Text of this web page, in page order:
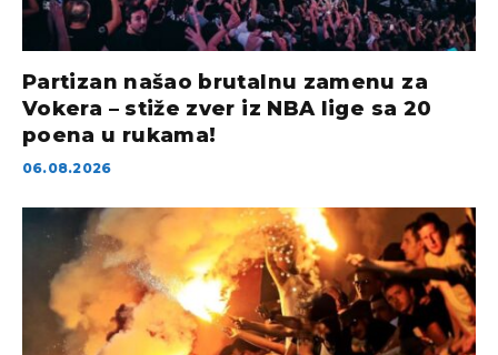
Partizan našao brutalnu zamenu za
Vokera – stiže zver iz NBA lige sa 20
poena u rukama!
06.08.2026